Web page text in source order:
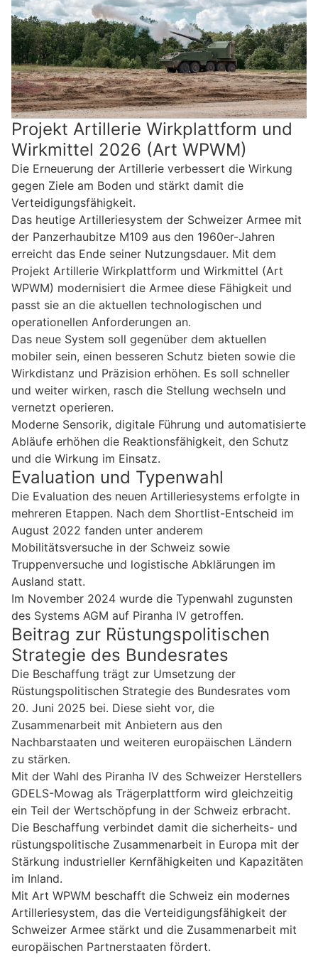
Projekt Artillerie Wirkplattform und
Wirkmittel 2026 (Art WPWM)
Die Erneuerung der Artillerie verbessert die Wirkung
gegen Ziele am Boden und stärkt damit die
Verteidigungsfähigkeit.
Das heutige Artilleriesystem der Schweizer Armee mit
der Panzerhaubitze M109 aus den 1960er-Jahren
erreicht das Ende seiner Nutzungsdauer. Mit dem
Projekt Artillerie Wirkplattform und Wirkmittel (Art
WPWM) modernisiert die Armee diese Fähigkeit und
passt sie an die aktuellen technologischen und
operationellen Anforderungen an.
Das neue System soll gegenüber dem aktuellen
mobiler sein, einen besseren Schutz bieten sowie die
Wirkdistanz und Präzision erhöhen. Es soll schneller
und weiter wirken, rasch die Stellung wechseln und
vernetzt operieren.
Moderne Sensorik, digitale Führung und automatisierte
Abläufe erhöhen die Reaktionsfähigkeit, den Schutz
und die Wirkung im Einsatz.
Evaluation und Typenwahl
Die Evaluation des neuen Artilleriesystems erfolgte in
mehreren Etappen. Nach dem Shortlist-Entscheid im
August 2022 fanden unter anderem
Mobilitätsversuche in der Schweiz sowie
Truppenversuche und logistische Abklärungen im
Ausland statt.
Im November 2024 wurde die Typenwahl zugunsten
des Systems AGM auf Piranha IV getroffen.
Beitrag zur Rüstungspolitischen
Strategie des Bundesrates
Die Beschaffung trägt zur Umsetzung der
Rüstungspolitischen Strategie des Bundesrates vom
20. Juni 2025 bei. Diese sieht vor, die
Zusammenarbeit mit Anbietern aus den
Nachbarstaaten und weiteren europäischen Ländern
zu stärken.
Mit der Wahl des Piranha IV des Schweizer Herstellers
GDELS-Mowag als Trägerplattform wird gleichzeitig
ein Teil der Wertschöpfung in der Schweiz erbracht.
Die Beschaffung verbindet damit die sicherheits- und
rüstungspolitische Zusammenarbeit in Europa mit der
Stärkung industrieller Kernfähigkeiten und Kapazitäten
im Inland.
Mit Art WPWM beschafft die Schweiz ein modernes
Artilleriesystem, das die Verteidigungsfähigkeit der
Schweizer Armee stärkt und die Zusammenarbeit mit
europäischen Partnerstaaten fördert.